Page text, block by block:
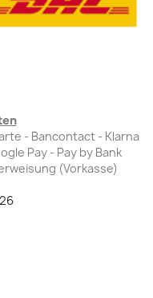
- Bancontact - Klarna
Pay - Pay by Bank
(Vorkasse)